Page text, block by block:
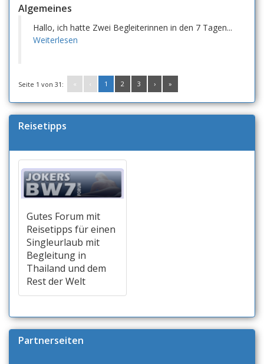
Algemeines
Hallo, ich hatte Zwei Begleiterinnen in den 7 Tagen...
Weiterlesen
Seite 1 von 31: « ‹ 1 2 3 › »
Reisetipps
Gutes Forum mit
Reisetipps für einen
Singleurlaub mit
Begleitung in
Thailand und dem
Rest der Welt
Partnerseiten